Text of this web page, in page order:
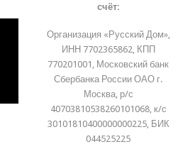
счёт:
Организация «Русский Дом»,
ИНН 7702365862, КПП
770201001, Московский банк
Сбербанка России ОАО г.
Москва, р/с
40703810538260101068, к/с
30101810400000000225, БИК
044525225